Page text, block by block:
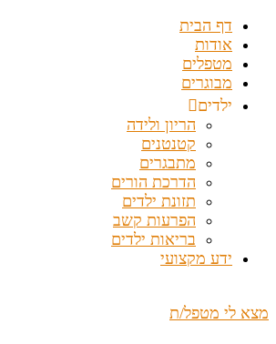
דף הבית
אודות
מטפלים
מבוגרים
ילדים
הריון ולידה
קטנטנים
מתבגרים
הדרכת הורים
תזונת ילדים
הפרעות קשב
בריאות ילדים
ידע מקצועי
מצא לי מטפל/ת